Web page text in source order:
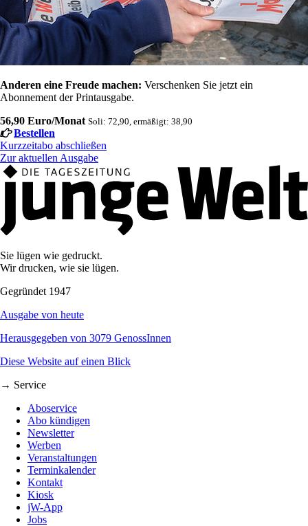
Anderen eine Freude machen: Verschenken Sie jetzt ein
Abonnement der Printausgabe.
56,90 Euro/Monat Soli: 72,90, ermäßigt: 38,90
Bestellen
Kurzzeitabo abschließen
Zur aktuellen Ausgabe
Sie lügen wie gedruckt.
Wir drucken, wie sie lügen.
Gegründet 1947
Ausgabe von heute
Herausgegeben von 3079 GenossInnen
Diese Website auf einen Blick
→ Service
Aboservice
Abo kündigen
Newsletter
Werben
Veranstaltungen
Terminkalender
Kontakt
Kiosk
jW-App
Jobs